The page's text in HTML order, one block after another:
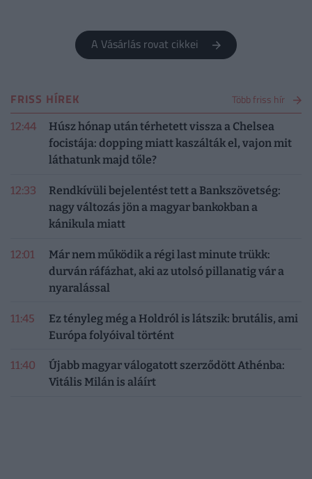
A Vásárlás rovat cikkei
FRISS HÍREK Több friss hír
12:44
Húsz hónap után térhetett vissza a Chelsea
focistája: dopping miatt kaszálták el, vajon mit
láthatunk majd tőle?
12:33
Rendkívüli bejelentést tett a Bankszövetség:
nagy változás jön a magyar bankokban a
kánikula miatt
12:01
Már nem működik a régi last minute trükk:
durván ráfázhat, aki az utolsó pillanatig vár a
nyaralással
11:45
Ez tényleg még a Holdról is látszik: brutális, ami
Európa folyóival történt
11:40
Újabb magyar válogatott szerződött Athénba:
Vitális Milán is aláírt